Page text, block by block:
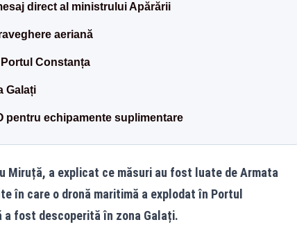
direct al ministrului Apărării
aeriană
Constanța
Galați
pentru echipamente suplimentare
Miruță, a explicat ce măsuri au fost luate de Armata
în care o dronă maritimă a explodat în Portul
a fost descoperită în zona Galați.